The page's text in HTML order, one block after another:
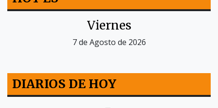
Viernes
7 de Agosto de 2026
DIARIOS DE HOY